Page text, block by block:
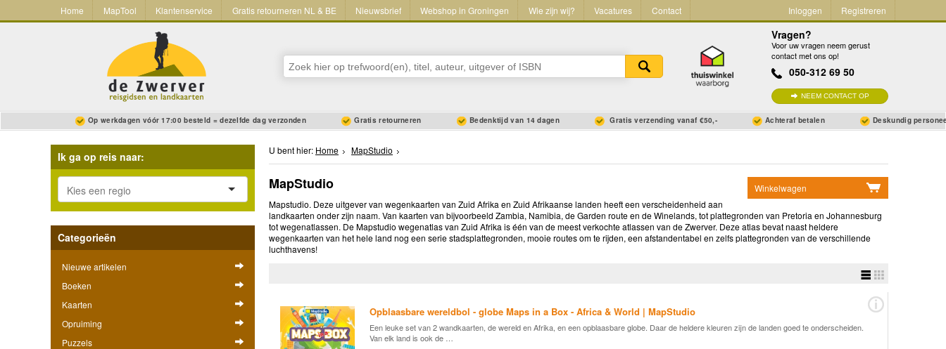
Home MapTool Klantenservice Gratis retourneren NL & BE Nieuwsbrief Webshop in Groningen Wie zijn wij? Vacatures Contact Inloggen Registreren
Vragen?
Voor uw vragen neem gerust
contact met ons op!
050-312 69 50
NEEM CONTACT OP
Op werkdagen vóór 17:00 besteld = dezelfde dag verzonden Gratis retourneren Bedenktijd van 14 dagen Gratis verzending vanaf €50,- Achteraf betalen Deskundig
Ik ga op reis naar:
Categorieën
Nieuwe artikelen
Boeken
Kaarten
Opruiming
Puzzels
U bent hier: Home MapStudio
Winkelwagen
Ga naar winkelwagen
MapStudio
Mapstudio. Deze uitgever van wegenkaarten van Zuid Afrika en Zuid Afrikaanse landen heeft een verscheidenheid aan
landkaarten onder zijn naam. Van kaarten van bijvoorbeeld Zambia, Namibia, de Garden route en de Winelands, tot plattegronden van Pretoria en Johannesburg
tot wegenatlassen. De Mapstudio wegenatlas van Zuid Afrika is één van de meest verkochte atlassen van de Zwerver. Deze atlas bevat naast heldere
wegenkaarten van het hele land nog een serie stadsplattegronden, mooie routes om te rijden, een afstandentabel en zelfs plattegronden van de verschillende
luchthavens!
Opblaasbare wereldbol - globe Maps in a Box - Africa & World | MapStudio
Een leuke set van 2 wandkaarten, de wereld en Afrika, en een opblaasbare globe. Daar de heldere kleuren zijn de landen goed te onderscheiden.
Van elk land is ook de …